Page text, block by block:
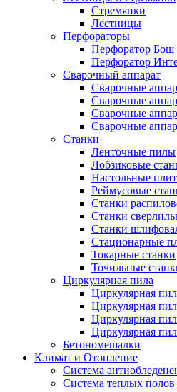
Стремянки
Лестницы
Перфораторы
Перфоратор Бош
Перфоратор
Сварочный аппарат
Сварочные
Сварочные
Сварочные
Сварочные
Станки
Ленточные пилы
Лобзиковые
Настольные
Реймусовые
Станки
Станки
Станки
Стационарные
Токарные станки
Точильные
Циркулярная пила
Циркулярная
Циркулярная
Циркулярная
Циркулярная
Бетономешалки
Климат и Отопление
Система
Система теплых полов